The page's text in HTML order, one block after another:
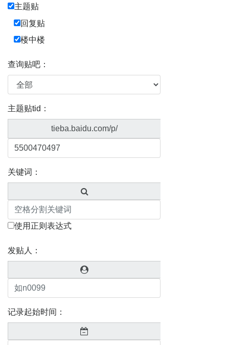
主题贴
回复贴
楼中楼
查询贴吧：
主题贴tid：
tieba.baidu.com/p/
关键词：
使用正则表达式
发贴人：
记录起始时间：